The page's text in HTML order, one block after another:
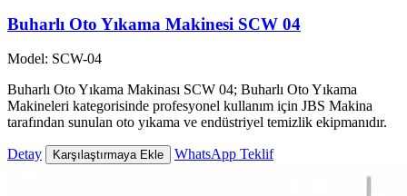
Buharlı Oto Yıkama Makinesi SCW 04
Model: SCW-04
Buharlı Oto Yıkama Makinası SCW 04; Buharlı Oto Yıkama
Makineleri kategorisinde profesyonel kullanım için JBS Makina
tarafından sunulan oto yıkama ve endüstriyel temizlik ekipmanıdır.
Detay Karşılaştırmaya Ekle WhatsApp Teklif